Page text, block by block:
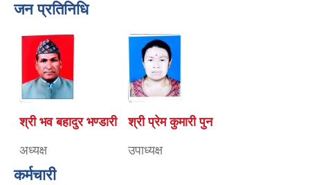
जन प्रतिनिधि
श्री भव बहादुर भण्डारी
अध्यक्ष
श्री प्रेम कुमारी पुन
उपाध्यक्ष
कर्मचारी